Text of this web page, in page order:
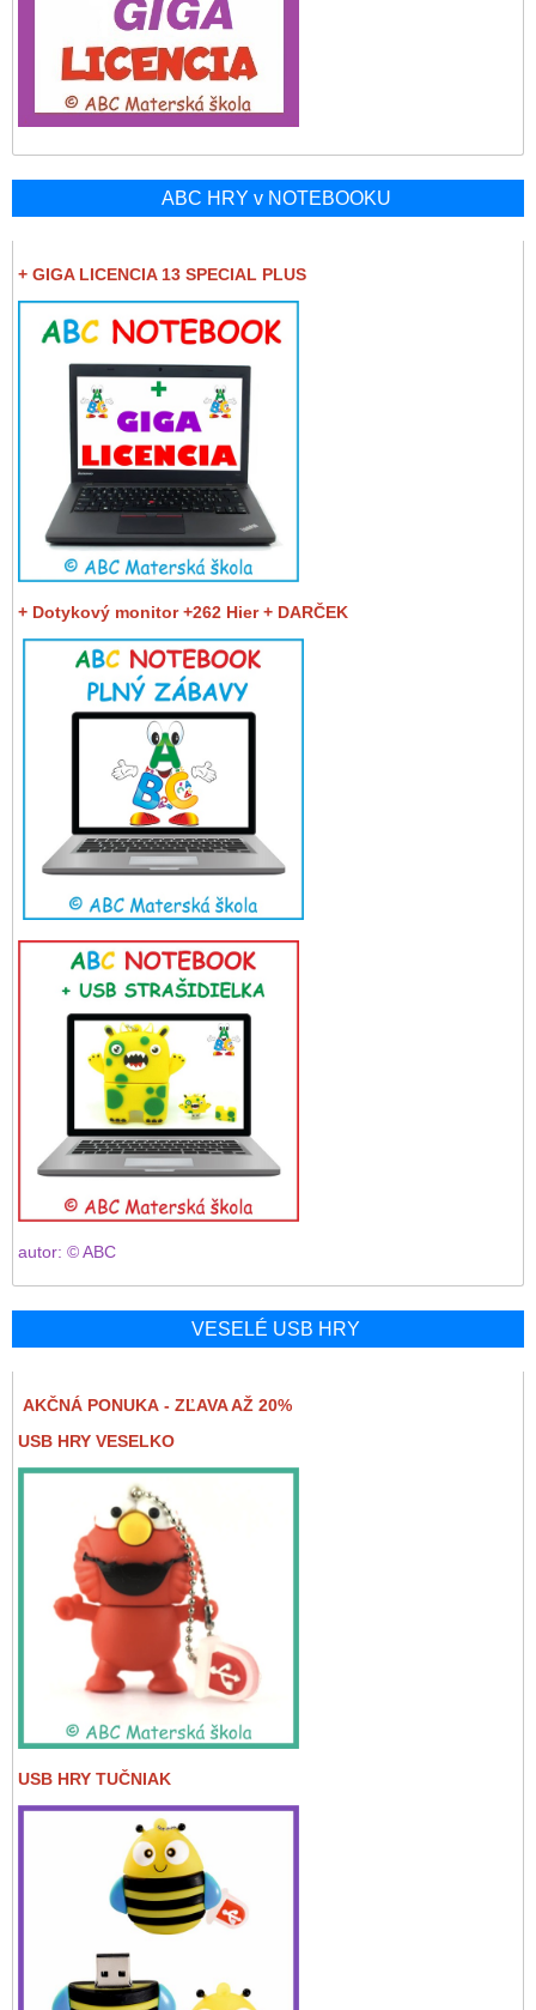
ABC HRY v NOTEBOOKU
+ GIGA LICENCIA 13 SPECIAL PLUS
+ Dotykový monitor +262 Hier + DARČEK
autor: © ABC
VESELÉ USB HRY
AKČNÁ PONUKA - ZĽAVA AŽ 20%
USB HRY VESELKO
USB HRY TUČNIAK